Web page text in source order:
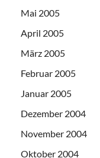
Mai 2005
April 2005
März 2005
Februar 2005
Januar 2005
Dezember 2004
November 2004
Oktober 2004